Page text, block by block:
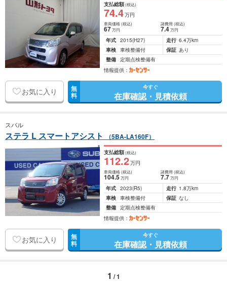
支払総額(税込)
74.4万円
車両価格(税込)
67万円
諸費用 (税込)
7.4 万円
年式 2015(H27) 走行 6.4万km
車検 車検整備付 保証 あり
整備 定期点検整備有
情報提供：
お気に入り 無
料
今すぐ
在庫確認・見積依頼
スバル
ステラ L スマートアシスト （5BA-LA160F）
支払総額(税込)
112.2万円
車両価格(税込)
104.5万円
諸費用 (税込)
7.7 万円
年式 2023(R5) 走行 1.8万km
車検 車検整備付 保証 なし
整備 定期点検整備有
情報提供：
お気に入り 無
料
今すぐ
在庫確認・見積依頼
1 / 1